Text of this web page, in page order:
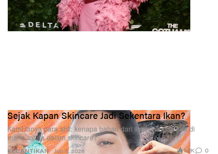
KECANTIKAN
Sejak Kapan Skincare Jadi Sekentara Ikan?
Kami tanya para ahli: kenapa bahan dari ikan tiba‑tiba ada di
mana‑mana dalam skincare?
Jun 3, 2026 1.7K 0